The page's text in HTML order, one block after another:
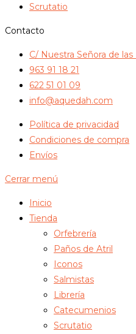
Scrutatio
Contacto
C/ Nuestra Señora de
963 91 18 21
622 51 01 09
info@aquedah.com
Política de privacidad
Condiciones de compra
Envíos
Cerrar menú
Inicio
Tienda
Orfebrería
Paños de Atril
Iconos
Salmistas
Librería
Catecumenios
Scrutatio